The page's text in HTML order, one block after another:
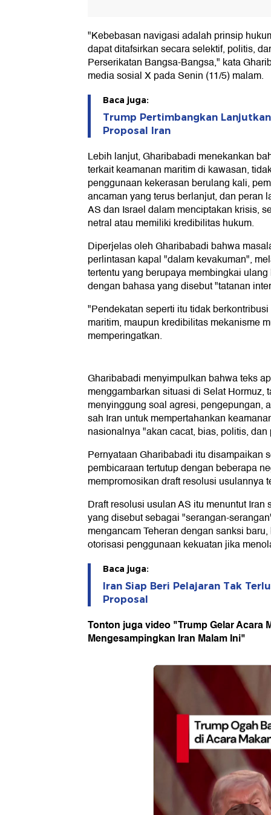
"Kebebasan navigasi adalah prinsip
dapat ditafsirkan secara selektif, politis,
Perserikatan Bangsa-Bangsa," kata
media sosial X pada Senin (11/5) malam.
Baca juga:
Trump Pertimbangkan
Proposal Iran
Lebih lanjut, Gharibabadi menekankan
terkait keamanan maritim di kawasan,
penggunaan kekerasan berulang kali,
ancaman yang terus berlanjut, dan peran
AS dan Israel dalam menciptakan krisis,
netral atau memiliki kredibilitas hukum.
Diperjelas oleh Gharibabadi bahwa
perlintasan kapal "dalam kevakuman",
tertentu yang berupaya membingkai
dengan bahasa yang disebut "tatanan
"Pendekatan seperti itu tidak
maritim, maupun kredibilitas mekanisme
memperingatkan.
Gharibabadi menyimpulkan bahwa teks
menggambarkan situasi di Selat Hormuz,
menyinggung soal agresi, pengepungan,
sah Iran untuk mempertahankan
nasionalnya "akan cacat, bias, politis,
Pernyataan Gharibabadi itu disampaikan
pembicaraan tertutup dengan beberapa
mempromosikan draft resolusi usulannya
Draft resolusi usulan AS itu menuntut
yang disebut sebagai "serangan-
mengancam Teheran dengan sanksi
otorisasi penggunaan kekuatan jika
Baca juga:
Iran Siap Beri Pelajaran Tak
Proposal
Tonton juga video "Trump Gelar Acara
Mengesampingkan Iran Malam Ini"